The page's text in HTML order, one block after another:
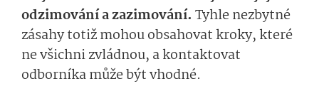
odzimování a zazimování. Tyhle nezbytné
zásahy totiž mohou obsahovat kroky, které
ne všichni zvládnou, a kontaktovat
odborníka může být vhodné.